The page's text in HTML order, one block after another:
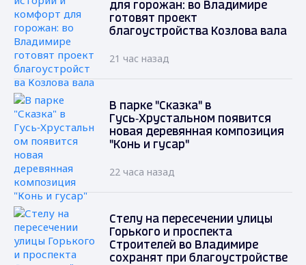
для горожан: во Владимире
готовят проект
благоустройства Козлова вала
21 час назад
В парке "Сказка" в
Гусь‑Хрустальном появится
новая деревянная композиция
"Конь и гусар"
22 часа назад
Стелу на пересечении улицы
Горького и проспекта
Строителей во Владимире
сохранят при благоустройстве